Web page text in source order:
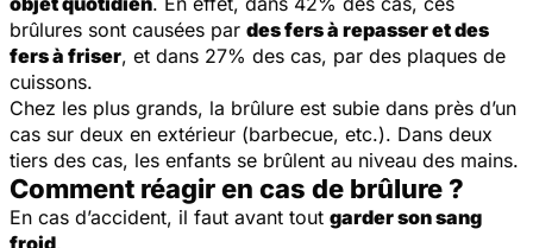
brûlures sont causées par des fers à repasser et des
fers à friser, et dans 27% des cas, par des plaques de
cuissons.
Chez les plus grands, la brûlure est subie dans près d’un
cas sur deux en extérieur (barbecue, etc.). Dans deux
tiers des cas, les enfants se brûlent au niveau des mains.
Comment réagir en cas de brûlure ?
En cas d’accident, il faut avant tout garder son sang
froid.